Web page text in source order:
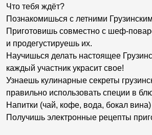
Что тебя ждёт?
Познакомишься с летними
Приготовишь совместно с шеф-
и продегустируешь их.
Научишься делать настоящее
каждый участник украсит свое!
Узнаешь кулинарные секреты
правильно использовать специи в
Напитки (чай, кофе, вода, бокал вина)
Получишь электронные рецепты